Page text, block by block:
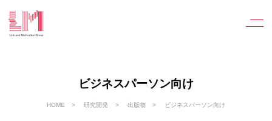
ビジネスパーソン向け
HOME 研究開発 出版物 ビジネスパーソン向け